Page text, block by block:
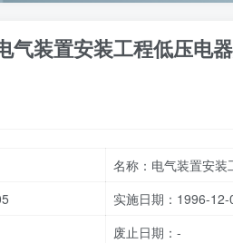
气装置安装工程低压电
名称：电气装置安
实施日期：1996-12-
废止日期：-